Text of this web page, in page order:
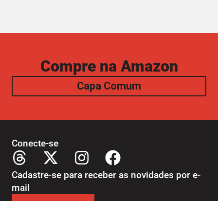
Compre na Amazon
Capa Comum
Conecte-se
Cadastre-se para receber as novidades por e-
mail